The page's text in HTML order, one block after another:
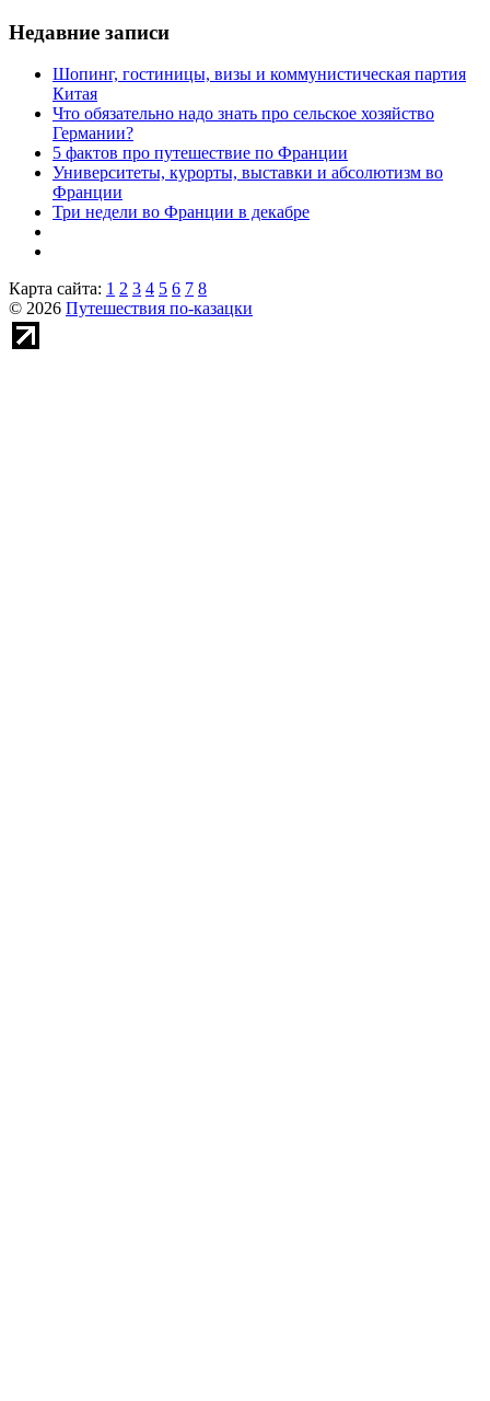
Недавние записи
Шопинг, гостиницы, визы и коммунистическая партия
Китая
Что обязательно надо знать про сельское хозяйство
Германии?
5 фактов про путешествие по Франции
Университеты, курорты, выставки и абсолютизм во
Франции
Три недели во Франции в декабре
Карта сайта: 1 2 3 4 5 6 7 8
© 2026 Путешествия по-казацки